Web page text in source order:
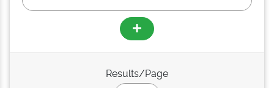
Results/Page